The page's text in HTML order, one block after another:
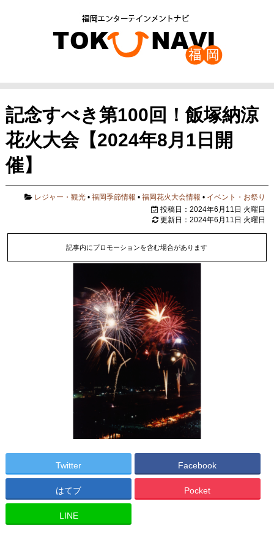
記念すべき第100回！飯塚納涼
花火大会【2024年8月1日開
催】
レジャー・観光 •福岡季節情報 •福岡花火大会情報 • イベント・お祭り
投稿日：2024年6月11日 火曜日
更新日：2024年6月11日 火曜日
記事内にプロモーションを含む場合があります
Twitter Facebook
はてブ Pocket
LINE